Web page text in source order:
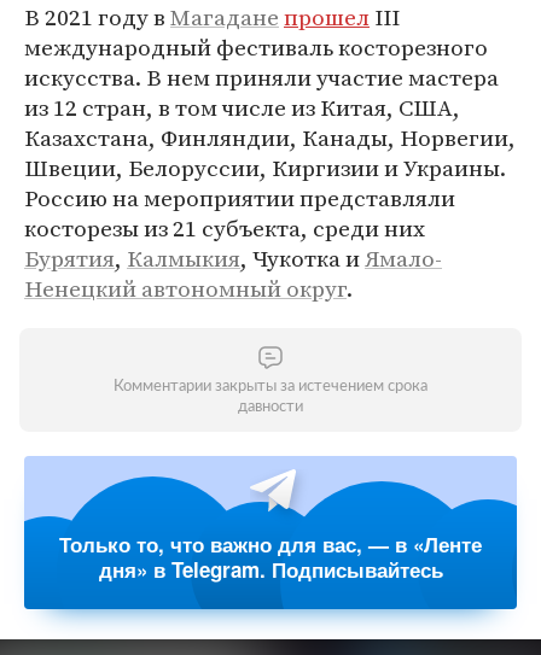
В 2021 году вМагаданепрошелIII
международный фестиваль косторезного
искусства. В нем приняли участие мастера
из 12 стран, в том числе из Китая, США,
Казахстана, Финляндии, Канады, Норвегии,
Швеции, Белоруссии, Киргизии и Украины.
Россию на мероприятии представляли
косторезы из 21 субъекта, среди них
Бурятия, Калмыкия, Чукотка иЯмало-
Ненецкий автономный округ.
Комментарии закрыты за истечением срока
давности
Только то, что важно для вас, — в «Ленте
дня» в Telegram. Подписывайтесь